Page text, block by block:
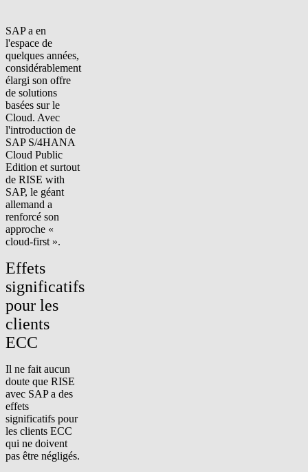
SAP a en
l'espace de
quelques années,
considérablement
élargi son offre
de solutions
basées sur le
Cloud. Avec
l'introduction de
SAP S/4HANA
Cloud Public
Edition et surtout
de RISE with
SAP, le géant
allemand a
renforcé son
approche «
cloud-first ».
Effets
significatifs
pour les
clients
ECC
Il ne fait aucun
doute que RISE
avec SAP a des
effets
significatifs pour
les clients ECC
qui ne doivent
pas être négligés.